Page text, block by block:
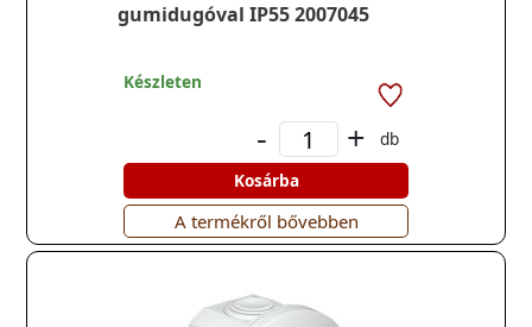
gumidugóval IP55 2007045
Készleten
- +
db
Kosárba
A termékről bővebben